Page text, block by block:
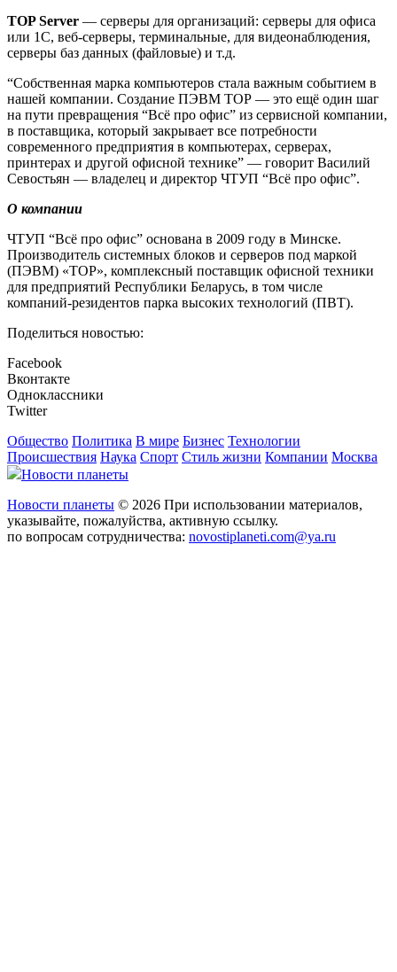
TOP Server — серверы для организаций: серверы для офиса
или 1С, веб-серверы, терминальные, для видеонаблюдения,
серверы баз данных (файловые) и т.д.
“Собственная марка компьютеров стала важным событием в
нашей компании. Создание ПЭВМ ТОР — это ещё один шаг
на пути превращения “Всё про офис” из сервисной компании,
в поставщика, который закрывает все потребности
современного предприятия в компьютерах, серверах,
принтерах и другой офисной технике” — говорит Василий
Севостьян — владелец и директор ЧТУП “Всё про офис”.
О компании
ЧТУП “Всё про офис” основана в 2009 году в Минске.
Производитель системных блоков и серверов под маркой
(ПЭВМ) «ТОР», комплексный поставщик офисной техники
для предприятий Республики Беларусь, в том числе
компаний-резидентов парка высоких технологий (ПВТ).
Поделиться новостью:
Facebook
Вконтакте
Одноклассники
Twitter
Общество Политика В мире Бизнес Технологии
Происшествия Наука Спорт Стиль жизни Компании Москва
Новости планеты
Новости планеты © 2026 При использовании материалов,
указывайте, пожалуйства, активную ссылку.
по вопросам сотрудничества: novostiplaneti.com@ya.ru